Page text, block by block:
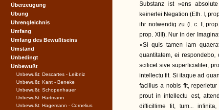
Substanz ist »ens
keinerlei Negation (Eth. I,
ihr notwendig zu (l. c. I,
prop. XIII). Nur in der
»Si quis tamen iam
quantitatem, ei
scilicet sive superficialiter,
intellectu fit. Si itaque ad
facilius a nobis fit,
prout in intellectu est,
difficillime fit, tum...
Überzeugung
Übung
Uhrengleichnis
Umfang
Umfang des Bewußtseins
Umstand
Unbedingt
Unbewußt
Unbewußt: Descartes - Leibniz
Unbewußt: Kant - Beneke
Unbewußt: Schopenhauer
Unbewußt: Hartmann
Unbewußt: Hagemann - Cornelius